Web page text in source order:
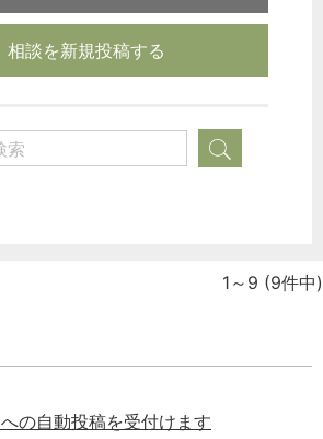
相談を新規投稿する
1～9 (9件中)
の自動投稿を受付けます